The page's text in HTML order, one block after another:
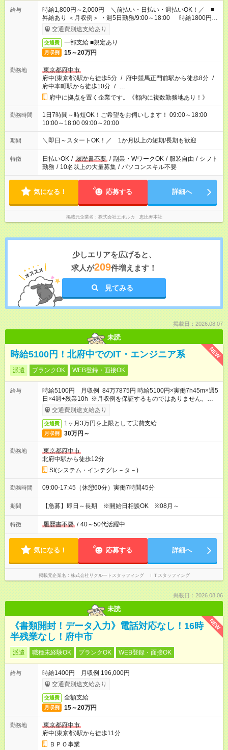
給与
時給1,800円～2,000円 ＼前払い・日払い・週払いOK！／ ■
昇給あり ＜月収例＞ ・週5日勤務/9:00～18:00 時給1800円×8
時間×22日 ＝月収31万6,800円
交通費別途支給あり
交通費 一部支給 ■規定あり
月収例 15～20万円
勤務地
東京都府中市
府中(東京都)駅から徒歩5分 / 府中競馬正門前駅から徒歩8分 /
府中本町駅から徒歩10分 / …
府中に拠点を置く企業です。《都内に複数勤務地あり！》
勤務時間
1日7時間～時短OK！ご希望をお伺いします！ 09:00～18:00
10:00～18:00 09:00～20:00
期間 ＼即日～スタートOK！／ 1か月以上の短期/長期も歓迎
特徴 日払いOK / 履歴書不要 / 副業・WワークOK / 服装自由 / シフト
勤務 / 10名以上の大量募集 / パソコンスキル不要
気になる！ 応募する 詳細へ
掲載元企業名 株式会社エボルカ 恵比寿本社
少しエリアを広げると、
求人が209件増えます！
見てみる
掲載日：2026.08.07
未読
NEW
時給5100円！北府中でのIT・エンジニア系
派遣 ブランクOK WEB登録・面接OK
給与
時給5100円 月収例 84万7875円 時給5100円×実働7h45m×週5
日×4週+残業10h ※月収例を保証するものではありません。※給
与即受取りサービス利用可（利用条件有）
交通費別途支給あり
交通費 1ヶ月3万円を上限として実費支給
月収例 30万円～
勤務地
東京都府中市
北府中駅から徒歩12分
SI(システム・インテグレ－タ－)
勤務時間 09:00-17:45（休憩60分）実働7時間45分
期間 【急募】即日～長期 ※開始日相談OK ※08月～
特徴 履歴書不要 / 40～50代活躍中
気になる！ 応募する 詳細へ
掲載元企業名 株式会社リクルートスタッフィング ＩＴスタッフィング
掲載日：2026.08.06
未読
NEW
《書類開封！データ入力》電話対応なし！16時
半残業なし！府中市
派遣 職種未経験OK ブランクOK WEB登録・面接OK
給与
時給1400円 月収例 196,000円
交通費別途支給あり
交通費 全額支給
月収例 15～20万円
勤務地
東京都府中市
府中(東京都)駅から徒歩11分
ＢＰＯ事業